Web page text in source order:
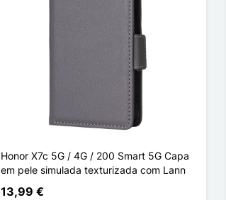
Honor X7c 5G / 4G / 200 Smart 5G Capa
em pele simulada texturizada com Lann
13,99 €